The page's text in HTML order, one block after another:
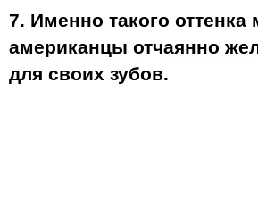
7. Именно такого оттенка
американцы отчаянно
для своих зубов.